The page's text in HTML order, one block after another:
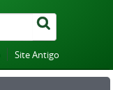
Site Antigo